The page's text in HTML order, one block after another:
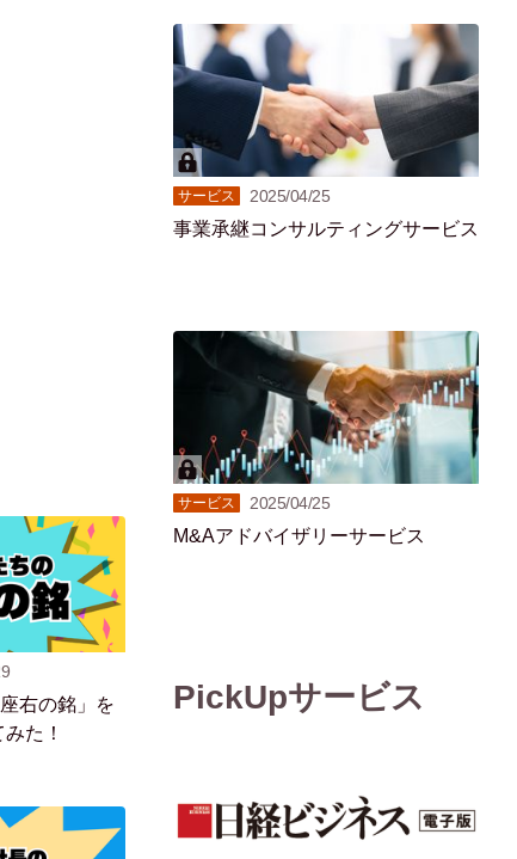
右の銘」を
た！
サービス 2025/04/25
事業承継コンサルティングサービス
サービス 2025/04/25
M&Aアドバイザリーサービス
PickUpサービス